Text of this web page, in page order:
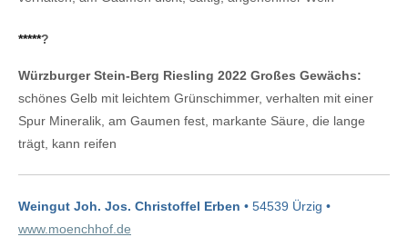
*****?
Würzburger Stein-Berg Riesling 2022 Großes Gewächs:
schönes Gelb mit leichtem Grünschimmer, verhalten mit einer
Spur Mineralik, am Gaumen fest, markante Säure, die lange
trägt, kann reifen
Weingut Joh. Jos. Christoffel Erben • 54539 Ürzig •
www.moenchhof.de